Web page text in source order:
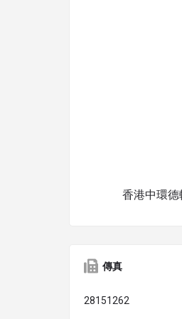
香港中環
傳真
28151262